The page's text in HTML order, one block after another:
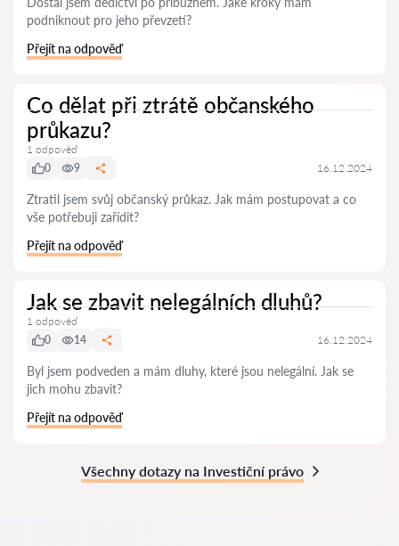
podniknout pro jeho převzetí?
Přejít na odpověď
Co dělat při ztrátě občanského
průkazu?
1 odpověď
0
9 16.12.2024
Ztratil jsem svůj občanský průkaz. Jak mám postupovat a co
vše potřebuji zařídit?
Přejít na odpověď
Jak se zbavit nelegálních dluhů?
1 odpověď
0
14 16.12.2024
Byl jsem podveden a mám dluhy, které jsou nelegální. Jak se
jich mohu zbavit?
Přejít na odpověď
Všechny dotazy na Investiční právo